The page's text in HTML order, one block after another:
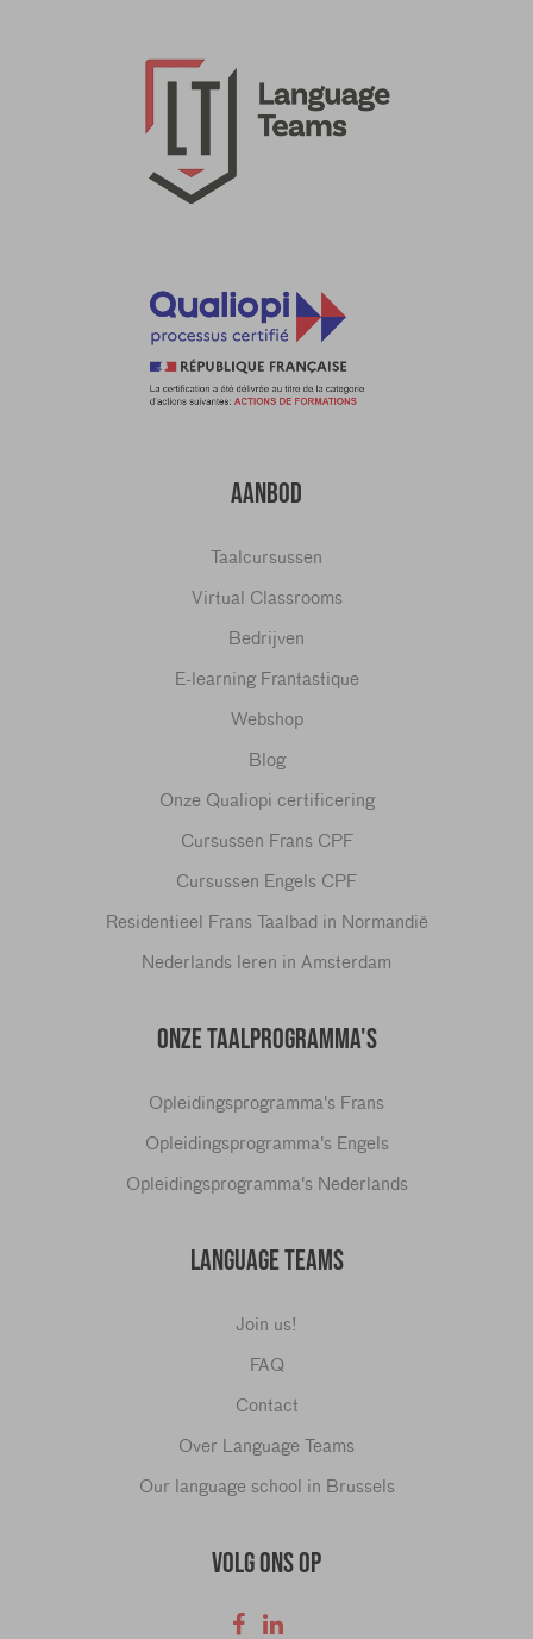
AANBOD
Taalcursussen
Virtual Classrooms
Bedrijven
E-learning Frantastique
Webshop
Blog
Onze Qualiopi certificering
Cursussen Frans CPF
Cursussen Engels CPF
Residentieel Frans Taalbad in Normandië
Nederlands leren in Amsterdam
ONZE TAALPROGRAMMA'S
Opleidingsprogramma's Frans
Opleidingsprogramma's Engels
Opleidingsprogramma's Nederlands
LANGUAGE TEAMS
Join us!
FAQ
Contact
Over Language Teams
Our language school in Brussels
VOLG ONS OP